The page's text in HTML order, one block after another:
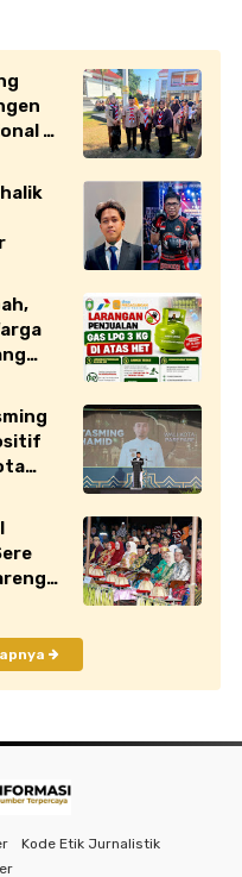
XII
Kode Etik Jurnalistik